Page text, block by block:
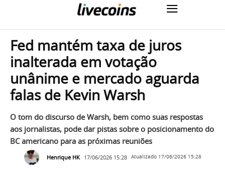
Fed mantém taxa de juros
inalterada em votação
unânime e mercado aguarda
falas de Kevin Warsh
O tom do discurso de Warsh, bem como suas respostas
aos jornalistas, pode dar pistas sobre o posicionamento do
BC americano para as próximas reuniões
Henrique HK 17/06/2026 15:28 Atualizado 17/06/2026 15:28